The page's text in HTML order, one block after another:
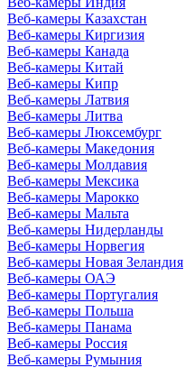
Веб-камеры Казахстан
Веб-камеры Киргизия
Веб-камеры Канада
Веб-камеры Китай
Веб-камеры Кипр
Веб-камеры Латвия
Веб-камеры Литва
Веб-камеры Люксембург
Веб-камеры Македония
Веб-камеры Молдавия
Веб-камеры Мексика
Веб-камеры Марокко
Веб-камеры Мальта
Веб-камеры Нидерланды
Веб-камеры Норвегия
Веб-камеры Новая Зеландия
Веб-камеры ОАЭ
Веб-камеры Португалия
Веб-камеры Польша
Веб-камеры Панама
Веб-камеры Россия
Веб-камеры Румыния